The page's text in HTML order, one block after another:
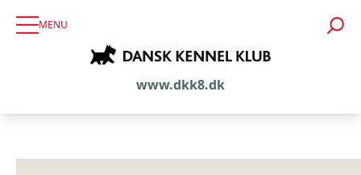
MENU
www.dkk8.dk